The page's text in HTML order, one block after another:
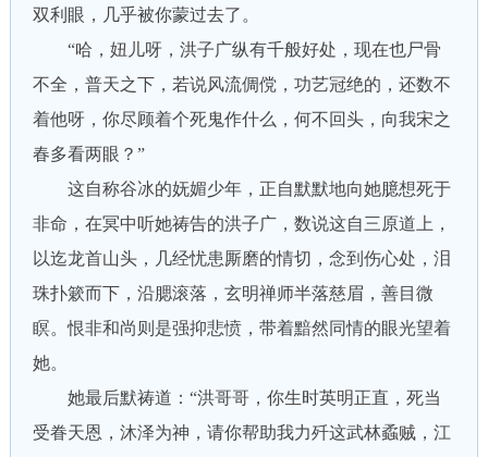
双利眼，几乎被你蒙过去了。
“哈，妞儿呀，洪子广纵有千般好处，现在也尸骨
不全，普天之下，若说风流倜傥，功艺冠绝的，还数不
着他呀，你尽顾着个死鬼作什么，何不回头，向我宋之
春多看两眼？”
这自称谷冰的妩媚少年，正自默默地向她臆想死于
非命，在冥中听她祷告的洪子广，数说这自三原道上，
以迄龙首山头，几经忧患厮磨的情切，念到伤心处，泪
珠扑簌而下，沿腮滚落，玄明禅师半落慈眉，善目微
瞑。恨非和尚则是强抑悲愤，带着黯然同情的眼光望着
她。
她最后默祷道：“洪哥哥，你生时英明正直，死当
受眷天恩，沐泽为神，请你帮助我力歼这武林蟊贼，江